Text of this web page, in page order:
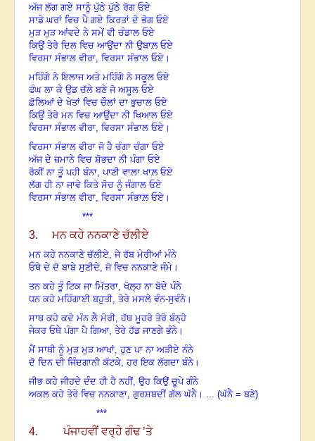
ਅੱਜ ਲੱਗ ਗਏ ਸਾਨੂੰ ਪੁੱਠੇ ਪੁੱਠੇ ਰੋਗ ਓਏ
ਸਾਡੇ ਘਰਾਂ ਵਿਚ ਪੈ ਗਏ ਕਿਰਤਾਂ ਦੇ ਭੋਗ ਓਏ
ਮੁੜ ਮੁੜ ਆਂਵਦੇ ਨੇ ਸਮੇਂ ਵੀ ਚੰਡਾਲ ਓਏ
ਕਿਉਂ ਤੇਰੇ ਦਿਲ ਵਿਚ ਆਉਂਦਾ ਨੀ ਉਬਾਲ਼ ਓਏ
ਵਿਰਸਾ ਸੰਭਾਲ ਵੀਰਾ, ਵਿਰਸਾ ਸੰਭਾਲ ਓਏ ।
ਮਹਿੰਗੇ ਨੇ ਇਲਾਜ ਅਤੇ ਮਹਿੰਗੇ ਨੇ ਸਕੂਲ ਓਏ
ਫੰਘ ਲਾ ਕੇ ਉਡ ਚੱਲੇ ਬਣੇ ਜੋ ਅਸੂਲ ਓਏ
ਛੋਲਿਆਂ ਦੇ ਖੇਤਾਂ ਵਿਚ ਚੌਲਾਂ ਦਾ ਭੁਚਾਲ ਓਏ
ਕਿਉਂ ਤੇਰੇ ਮਨ ਵਿਚ ਆਉਂਦਾ ਨੀ ਖਿਆਲ ਓਏ
ਵਿਰਸਾ ਸੰਭਾਲ ਵੀਰਾ, ਵਿਰਸਾ ਸੰਭਾਲ ਓਏ ।
ਵਿਰਸਾ ਸੰਭਾਲ ਵੀਰਾ ਜੋ ਹੈ ਚੰਗਾ ਚੰਗਾ ਓਏ
ਅੱਜ ਦੇ ਜ਼ਮਾਨੇ ਵਿਚ ਸ਼ੋਭਦਾ ਨੀ ਪੰਗਾ ਓਏ
ਰੋਕੀਂ ਨਾ ਤੂੰ ਪਹੀ ਬੰਨਾ, ਪਾਣੀ ਵਾਲਾ ਖਾਲ਼ ਓਏ
ਲੱਗ ਹੀ ਨਾ ਜਾਵੇ ਕਿਤੇ ਸੋਚ ਨੂੰ ਜੰਗਾਲ ਓਏ
ਵਿਰਸਾ ਸੰਭਾਲ ਵੀਰਾ, ਵਿਰਸਾ ਸੰਭਾਲ਼ ਓਏ ।
***
3. ਮਨ ਕਹੇ ਨਨਕਾਣੇ ਚੱਲੀਏ
ਮਨ ਕਹੇ ਨਨਕਾਣੇ ਚੱਲੀਏ, ਜੇ ਰੱਬ ਮੇਰੀਆਂ ਮੰਨੇ
ਓਥੇ ਦੇ ਦੋ ਬਾਬੇ ਸੁਣੀਦੇ, ਜੋ ਵਿਚ ਨਨਕਾਣੇ ਜੰਮੇ ।
ਤਨ ਕਹੇ ਤੂੰ ਟਿਕ ਜਾ ਮਿੱਤਰਾ, ਖੋਲ਼੍ਹ ਨਾ ਬੋਦੇ ਪੰਨੇ
ਧਨ ਕਹੇ ਮਹਿੰਗਾਈ ਬਹੁਤੀ, ਤੇਰੇ ਮਸਲੇ ਵੰਨ-ਸੁਵੰਨੇ।
ਸਾਥ ਕਹੇ ਕਦੇ ਮੰਨ ਲੈ ਮੇਰੀ, ਹੱਥ ਮੂਹਰੇ ਤੇਰੇ ਬੰਨ੍ਹੇ
ਜੇਕਰ ਓਥੇ ਪੰਗਾ ਪੈ ਗਿਆ, ਤੇਰੇ ਹੱਡ ਜਾਣਗੇ ਭੰਨੇ।
ਮੈਂ ਸਾਥੀ ਨੂੰ ਮੁੜ ਮੁੜ ਆਖਾਂ, ਹੁਣ ਪਾ ਨਾ ਅੜੀਏ ਨੰਨੇ
ਦੋ ਦਿਨ ਦੀ ਜਿੰਦਗਾਨੀ ਕੱਟਕੇ, ਹਰ ਇਕ ਲੱਗਦਾ ਬੰਨੇ।
ਜੀਭ ਕਹੇ ਜੀਹਦੇ ਦੰਦ ਹੀ ਹੈ ਨਹੀਂ, ਉਹ ਕਿਉਂ ਚੂਪੇ ਗੰਨੇ
ਅਕਲ ਕਹੇ ਤੇਰੇ ਵਿਚ ਨਨਕਾਣਾ, ਗੁਰਸ਼ਬਦੀਂ ਗੱਲ ਘੱਨੈ। ... (ਘੱਨੈ = ਬਣੇ)
***
4. ਪੰਜਾਹਵੀਂ ਵਰ੍ਹੇ ਗੰਢ ’ਤੇ